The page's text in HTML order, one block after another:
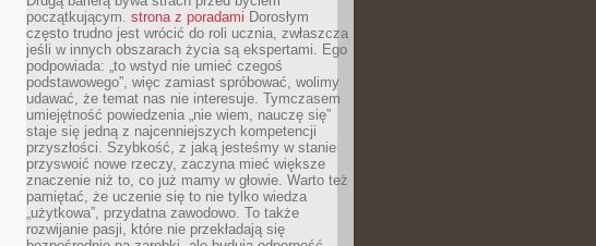
początkującym. strona z poradami Dorosłym
często trudno jest wrócić do roli ucznia, zwłaszcza
jeśli w innych obszarach życia są ekspertami. Ego
podpowiada: „to wstyd nie umieć czegoś
podstawowego”, więc zamiast spróbować, wolimy
udawać, że temat nas nie interesuje. Tymczasem
umiejętność powiedzenia „nie wiem, nauczę się”
staje się jedną z najcenniejszych kompetencji
przyszłości. Szybkość, z jaką jesteśmy w stanie
przyswoić nowe rzeczy, zaczyna mieć większe
znaczenie niż to, co już mamy w głowie. Warto też
pamiętać, że uczenie się to nie tylko wiedza
„użytkowa”, przydatna zawodowo. To także
rozwijanie pasji, które nie przekładają się